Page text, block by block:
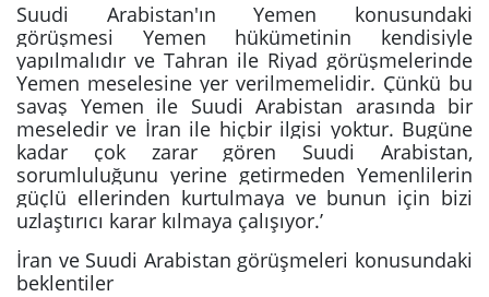
Suudi Arabistan'ın Yemen konusundaki
görüşmesi Yemen hükümetinin kendisiyle
yapılmalıdır ve Tahran ile Riyad görüşmelerinde
Yemen meselesine yer verilmemelidir. Çünkü bu
savaş Yemen ile Suudi Arabistan arasında bir
meseledir ve İran ile hiçbir ilgisi yoktur. Bugüne
kadar çok zarar gören Suudi Arabistan,
sorumluluğunu yerine getirmeden Yemenlilerin
güçlü ellerinden kurtulmaya ve bunun için bizi
uzlaştırıcı karar kılmaya çalışıyor.’
İran ve Suudi Arabistan görüşmeleri konusundaki
beklentiler